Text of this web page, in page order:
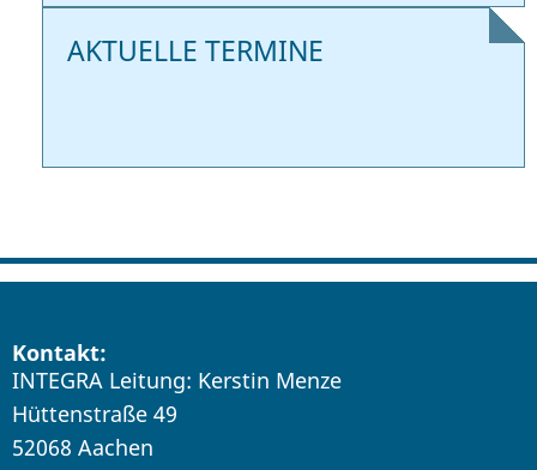
AKTUELLE TERMINE
Kontakt:
INTEGRA Leitung: Kerstin Menze
Hüttenstraße 49
52068 Aachen